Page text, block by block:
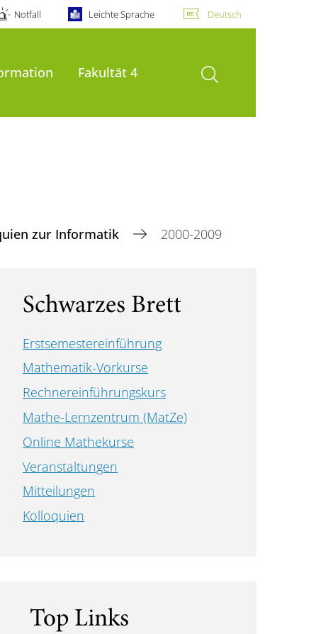
Notfall Leichte Sprache Deutsch
Fakultät 4 Suche öffnen
zur Informatik 2000-2009
Schwarzes Brett
Erstsemestereinführung
Mathematik-Vorkurse
Rechnereinführungskurs
Mathe-Lernzentrum (MatZe)
Online Mathekurse
Veranstaltungen
Mitteilungen
Kolloquien
Top Links